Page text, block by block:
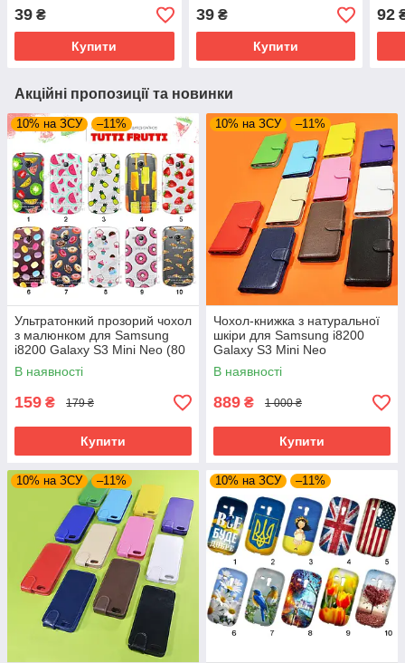
39 ₴
Купити
39₴
Купити
92
Акційні пропозиції та новинки
10% на ЗСУ –11%
Ультратонкий прозорий чохол
з малюнком для Samsung
i8200 Galaxy S3 Mini Neo (80
дизайнів)
В наявності
159 ₴ 179 ₴
Купити
10% на ЗСУ –11%
Чохол-книжка з натуральної
шкіри для Samsung i8200
Galaxy S3 Mini Neo
В наявності
889 ₴ 1 000 ₴
Купити
10% на ЗСУ –11% 10% на ЗСУ –11%